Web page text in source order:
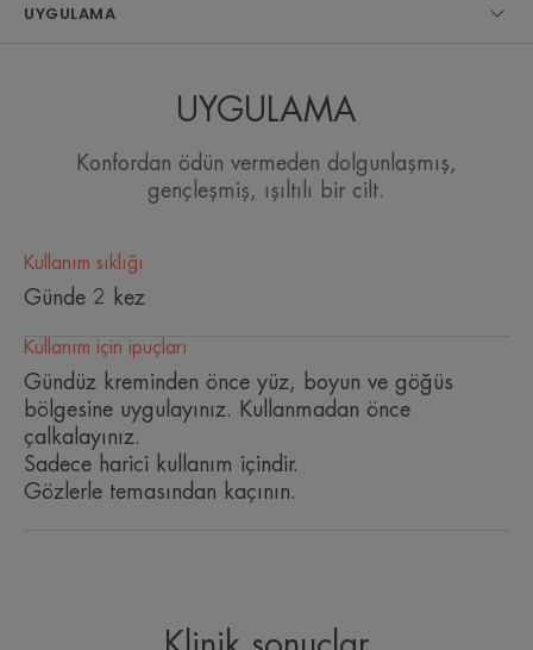
yoğun bir şekilde besler.
Ciltler için Serum, cildin yeniden sıkılaşmasını ve cilt
tonun yeniden düzenlenmesini sağlar. Yüz ovalinin
yardımcı olur. Cildi yatıştırır ve rahatlatır. Cilde
ışıltılı ve canlı bir görünüm kazandırır.
UYGULAMA
UYGULAMA
Konfordan ödün vermeden dolgunlaşmış,
gençleşmiş, ışıltılı bir cilt.
Kullanım sıklığı
Günde 2 kez
Kullanım için ipuçları
Gündüz kreminden önce yüz, boyun ve göğüs
bölgesine uygulayınız. Kullanmadan önce
çalkalayınız.
Sadece harici kullanım içindir.
Gözlerle temasından kaçının.